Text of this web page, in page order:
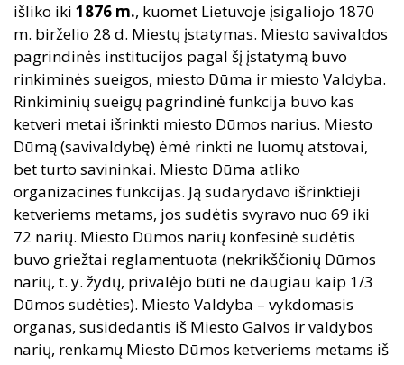
išliko iki 1876 m., kuomet Lietuvoje įsigaliojo 1870
m. birželio 28 d. Miestų įstatymas. Miesto savivaldos
pagrindinės institucijos pagal šį įstatymą buvo
rinkiminės sueigos, miesto Dūma ir miesto Valdyba.
Rinkiminių sueigų pagrindinė funkcija buvo kas
ketveri metai išrinkti miesto Dūmos narius. Miesto
Dūmą (savivaldybę) ėmė rinkti ne luomų atstovai,
bet turto savininkai. Miesto Dūma atliko
organizacines funkcijas. Ją sudarydavo išrinktieji
ketveriems metams, jos sudėtis svyravo nuo 69 iki
72 narių. Miesto Dūmos narių konfesinė sudėtis
buvo griežtai reglamentuota (nekrikščionių Dūmos
narių, t. y. žydų, privalėjo būti ne daugiau kaip 1/3
Dūmos sudėties). Miesto Valdyba – vykdomasis
organas, susidedantis iš Miesto Galvos ir valdybos
narių, renkamų Miesto Dūmos ketveriems metams iš